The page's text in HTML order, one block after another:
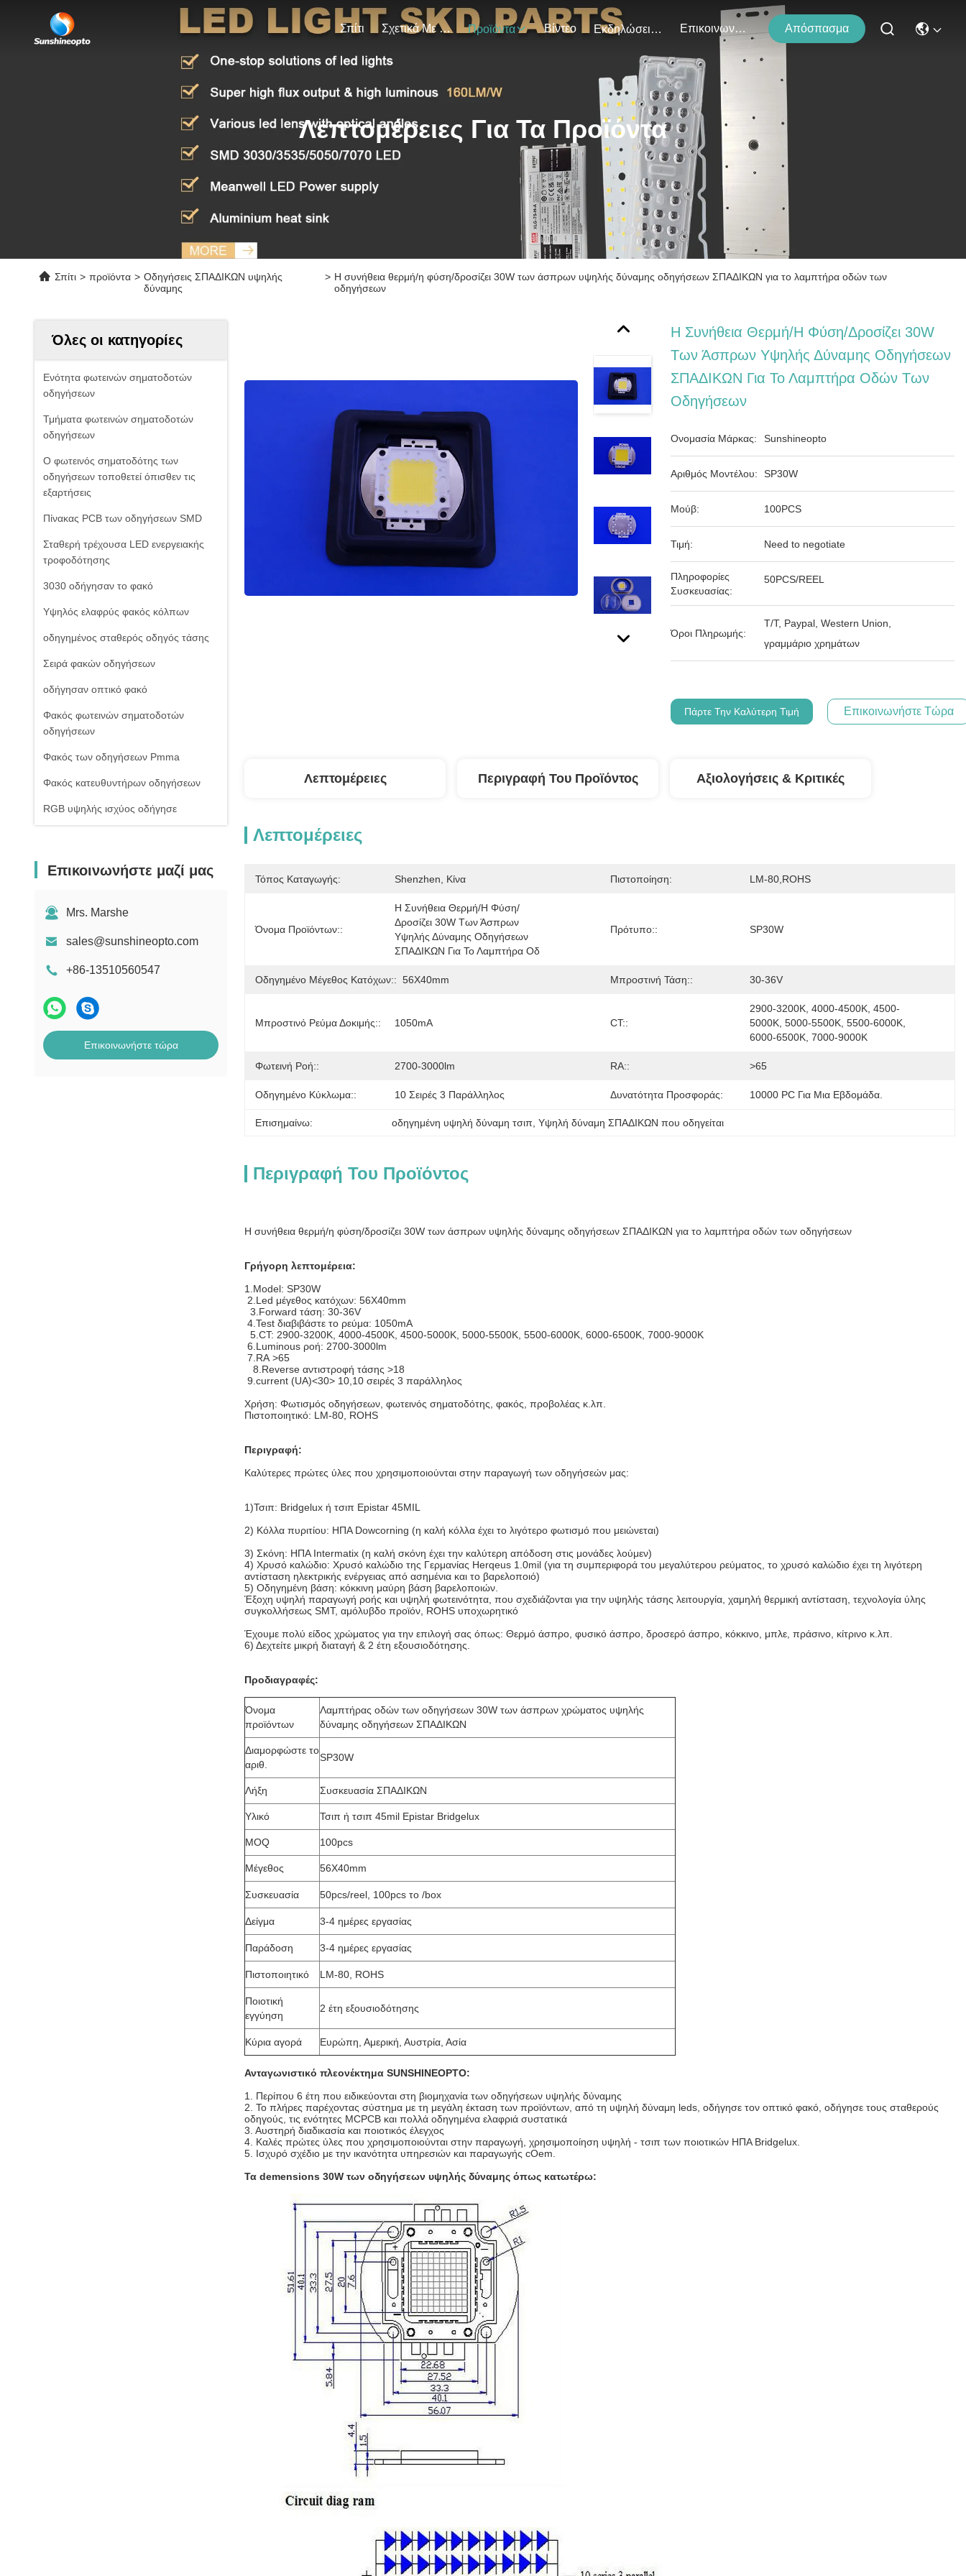
Σπίτι Σχετικά Με Εμάς Προϊόντα Βίντεο Εκδηλώσεις Επικοινωνήστε Μαζί Μας Απόσπασμα
Λεπτομέρειες Για Τα Προϊόντα
Σπίτι > προϊόντα > Οδηγήσεις ΣΠΑΔΙΚΩΝ υψηλής
δύναμης
> Η συνήθεια θερμή/η φύση/δροσίζει 30W των άσπρων υψηλής δύναμης οδηγήσεων ΣΠΑΔΙΚΩΝ για το λαμπτήρα οδών των
οδηγήσεων
Όλες οι κατηγορίες
Ενότητα φωτεινών σηματοδοτών
οδηγήσεων
Τμήματα φωτεινών σηματοδοτών
οδηγήσεων
Ο φωτεινός σηματοδότης των
οδηγήσεων τοποθετεί όπισθεν τις
εξαρτήσεις
Πίνακας PCB των οδηγήσεων SMD
Σταθερή τρέχουσα LED ενεργειακής
τροφοδότησης
3030 οδήγησαν το φακό
Υψηλός ελαφρύς φακός κόλπων
οδηγημένος σταθερός οδηγός τάσης
Σειρά φακών οδηγήσεων
οδήγησαν οπτικό φακό
Φακός φωτεινών σηματοδοτών
οδηγήσεων
Φακός των οδηγήσεων Pmma
Φακός κατευθυντήρων οδηγήσεων
RGB υψηλής ισχύος οδήγησε
δύναμης
Επικοινωνήστε μαζί μας
Mrs. Marshe
sales@sunshineopto.com
+86-13510560547
Επικοινωνήστε τώρα
Η Συνήθεια Θερμή/η Φύση/δροσίζει 30W
Των Άσπρων Υψηλής Δύναμης Οδηγήσεων
ΣΠΑΔΙΚΩΝ Για Το Λαμπτήρα Οδών Των
Οδηγήσεων
Ονομασία Μάρκας: Sunshineopto
Αριθμός Μοντέλου: SP30W
Μούβ: 100PCS
Τιμή: Need to negotiate
Πληροφορίες
Συσκευασίας:
50PCS/REEL
Όροι Πληρωμής:
T/T, Paypal, Western Union,
γραμμάριο χρημάτων
Πάρτε Την Καλύτερη Τιμή Επικοινωνήστε Τώρα
Λεπτομέρειες Περιγραφή Του Προϊόντος Αξιολογήσεις & Κριτικές
Λεπτομέρειες
Τόπος Καταγωγής: Shenzhen, Κίνα Πιστοποίηση: LM-80,ROHS
Όνομα Προϊόντων::
Η Συνήθεια Θερμή/η Φύση/
Δροσίζει 30W Των Άσπρων
Υψηλής Δύναμης Οδηγήσεων
ΣΠΑΔΙΚΩΝ Για Το Λαμπτήρα Οδ
Πρότυπο:: SP30W
Οδηγημένο Μέγεθος Κατόχων:: 56X40mm Μπροστινή Τάση:: 30-36V
Μπροστινό Ρεύμα Δοκιμής:: 1050mA CT::
2900-3200K, 4000-4500K, 4500-
5000K, 5000-5500K, 5500-6000K,
6000-6500K, 7000-9000K
Φωτεινή Ροή:: 2700-3000lm RA:: >65
Οδηγημένο Κύκλωμα:: 10 Σειρές 3 Παράλληλος Δυνατότητα Προσφοράς: 10000 PC Για Μια Εβδομάδα.
Επισημαίνω: οδηγημένη υψηλή δύναμη τσιπ Υψηλή δύναμη ΣΠΑΔΙΚΩΝ που οδηγείται
Περιγραφή Του Προϊόντος
Η συνήθεια θερμή/η φύση/δροσίζει 30W των άσπρων υψηλής δύναμης οδηγήσεων ΣΠΑΔΙΚΩΝ για το λαμπτήρα οδών των οδηγήσεων
Γρήγορη λεπτομέρεια:
1.Model: SP30W
2.Led μέγεθος κατόχων: 56X40mm
3.Forward τάση: 30-36V
4.Test διαβιβάστε το ρεύμα: 1050mA
5.CT: 2900-3200K, 4000-4500K, 4500-5000K, 5000-5500K, 5500-6000K, 6000-6500K, 7000-9000K
6.Luminous ροή: 2700-3000lm
7.RA >65
8.Reverse αντιστροφή τάσης >18
9.current (UA)<30> 10,10 σειρές 3 παράλληλος
Χρήση: Φωτισμός οδηγήσεων, φωτεινός σηματοδότης, φακός, προβολέας κ.λπ.
Πιστοποιητικό: LM-80, ROHS
Περιγραφή:
Καλύτερες πρώτες ύλες που χρησιμοποιούνται στην παραγωγή των οδηγήσεών μας:
1)Τσιπ: Bridgelux ή τσιπ Epistar 45MIL
2) Κόλλα πυριτίου: ΗΠΑ Dowcorning (η καλή κόλλα έχει το λιγότερο φωτισμό που μειώνεται)
3) Σκόνη: ΗΠΑ Intermatix (η καλή σκόνη έχει την καλύτερη απόδοση στις μονάδες λούμεν)
4) Χρυσό καλώδιο: Χρυσό καλώδιο της Γερμανίας Herqeus 1.0mil (για τη συμπεριφορά του μεγαλύτερου ρεύματος, το χρυσό καλώδιο έχει τη λιγότερη
αντίσταση ηλεκτρικής ενέργειας από ασημένια και το βαρελοποιό)
5) Οδηγημένη βάση: κόκκινη μαύρη βάση βαρελοποιών.
Έξοχη υψηλή παραγωγή ροής και υψηλή φωτεινότητα, που σχεδιάζονται για την υψηλής τάσης λειτουργία, χαμηλή θερμική αντίσταση, τεχνολογία ύλης
συγκολλήσεως SMT, αμόλυβδο προϊόν, ROHS υποχωρητικό
Έχουμε πολύ είδος χρώματος για την επιλογή σας όπως: Θερμό άσπρο, φυσικό άσπρο, δροσερό άσπρο, κόκκινο, μπλε, πράσινο, κίτρινο κ.λπ.
6) Δεχτείτε μικρή διαταγή & 2 έτη εξουσιοδότησης.
Προδιαγραφές:
Όνομα
προϊόντων
Λαμπτήρας οδών των οδηγήσεων 30W των άσπρων χρώματος υψηλής
δύναμης οδηγήσεων ΣΠΑΔΙΚΩΝ
Διαμορφώστε το
αριθ.
SP30W
Λήξη Συσκευασία ΣΠΑΔΙΚΩΝ
Υλικό Τσιπ ή τσιπ 45mil Epistar Bridgelux
MOQ 100pcs
Μέγεθος 56X40mm
Συσκευασία 50pcs/reel, 100pcs το /box
Δείγμα 3-4 ημέρες εργασίας
Παράδοση 3-4 ημέρες εργασίας
Πιστοποιητικό LM-80, ROHS
Ποιοτική
εγγύηση
2 έτη εξουσιοδότησης
Κύρια αγορά Ευρώπη, Αμερική, Αυστρία, Ασία
Ανταγωνιστικό πλεονέκτημα SUNSHINEOPTO:
1. Περίπου 6 έτη που ειδικεύονται στη βιομηχανία των οδηγήσεων υψηλής δύναμης
2. Το πλήρες παρέχοντας σύστημα με τη μεγάλη έκταση των προϊόντων, από τη υψηλή δύναμη leds, οδήγησε τον οπτικό φακό, οδήγησε τους σταθερούς
οδηγούς, τις ενότητες MCPCB και πολλά οδηγημένα ελαφριά συστατικά
3. Αυστηρή διαδικασία και ποιοτικός έλεγχος
4. Καλές πρώτες ύλες που χρησιμοποιούνται στην παραγωγή, χρησιμοποίηση υψηλή - τσιπ των ποιοτικών ΗΠΑ Bridgelux.
5. Ισχυρό σχέδιο με την ικανότητα υπηρεσιών και παραγωγής cOem.
Τα demensions 30W των οδηγήσεων υψηλής δύναμης όπως κατωτέρω: